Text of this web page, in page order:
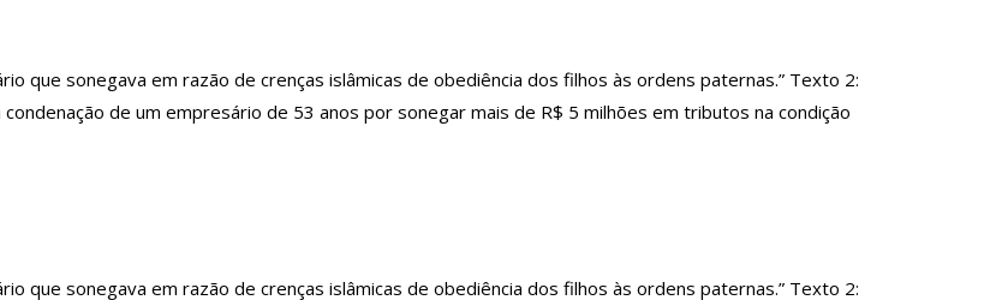
que sonegava em razão de crenças islâmicas de obediência dos filhos às ordens paternas.” Texto 2:
condenação de um empresário de 53 anos por sonegar mais de R$ 5 milhões em tributos na condição
que sonegava em razão de crenças islâmicas de obediência dos filhos às ordens paternas.” Texto 2: